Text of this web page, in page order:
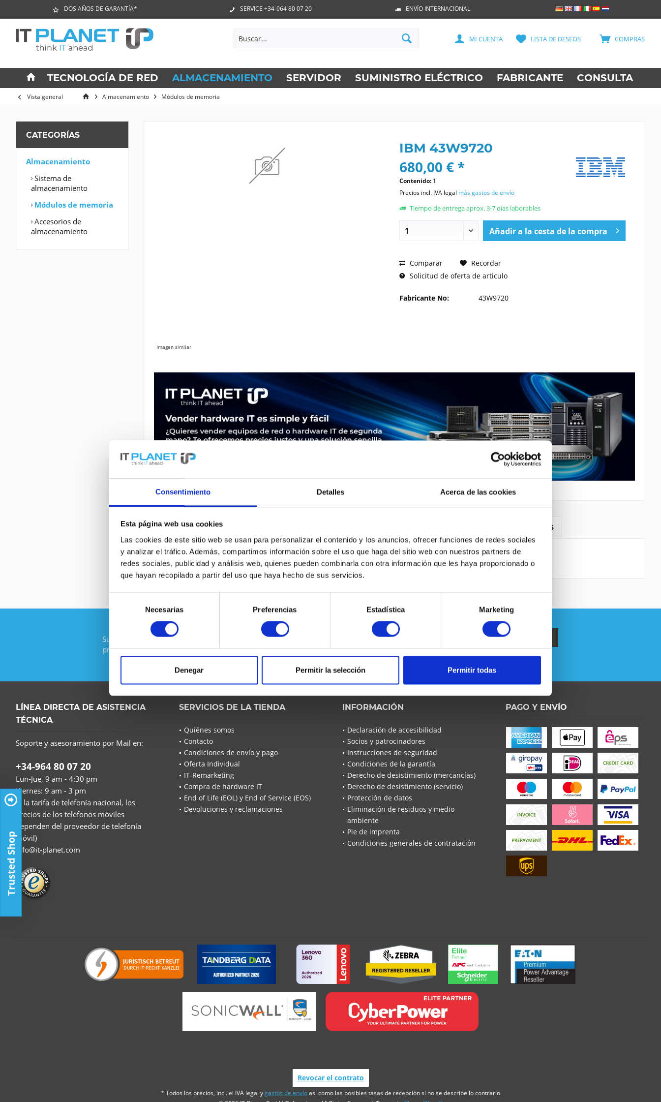
Consentimiento Detalles Acerca de las cookies
Esta página web usa cookies
Las cookies de este sitio web se usan para personalizar el contenido y los anuncios, ofrecer funciones de redes sociales
y analizar el tráfico. Además, compartimos información sobre el uso que haga del sitio web con nuestros partners de
redes sociales, publicidad y análisis web, quienes pueden combinarla con otra información que les haya proporcionado o
que hayan recopilado a partir del uso que haya hecho de sus servicios.
de
consentimiento
Necesarias Preferencias Estadística Marketing
Denegar Permitir la selección Permitir todas
DOS AÑOS DE GARANTÍA* SERVICE +34-964 80 07 20 ENVÍO INTERNACIONAL
COMPRAS
LISTA DE DESEOS
MI CUENTA
TECNOLOGÍA DE RED ALMACENAMIENTO SERVIDOR SUMINISTRO ELÉCTRICO FABRICANTE CONSULTA
Vista general Almacenamiento Módulos de memoria
CATEGORÍAS
Almacenamiento
Sistema de
almacenamiento
Módulos de memoria
Accesorios de
almacenamiento
Imagen similar
IBM 43W9720
680,00 € *
Contenido: 1
Precios incl. IVA legal más gastos de envío
Tiempo de entrega aprox. 3-7 días laborables
Añadir a la cesta de la compra
SOLICITE UN PRECIO
He leído laPolítica de Privacidad
acuerdo*
Los campos con * son obligatorios
Comparar
Recordar
Solicitud de oferta de articulo
Fabricante No: 43W9720
DESCRIPCIÓN ACERCA DEL FABRICANTE SEGURIDAD DE LOS PRODUCTOS
43W9720 | IBM - Festplatte - 750 GB - SATA 3Gb/s
Suscríbase al boletín gratuito y no se pierda ninguna noticia o
promoción de IT-Planet.
He leído lapolítica de privacidad.
LÍNEA DIRECTA DE ASISTENCIA
TÉCNICA
Soporte y asesoramiento por Mail en:
+34-964 80 07 20
Lun-Jue, 9 am - 4:30 pm
Viernes: 9 am - 3 pm
(a la tarifa de telefonía nacional, los
precios de los teléfonos móviles
dependen del proveedor de telefonía
móvil)
info@it-planet.com
SERVICIOS DE LA TIENDA
Quiénes somos
Contacto
Condiciones de envío y pago
Oferta Individual
IT-Remarketing
Compra de hardware IT
End of Life (EOL) y End of Service (EOS)
Devoluciones y reclamaciones
INFORMACIÓN
Declaración de accesibilidad
Socios y patrocinadores
Instrucciones de seguridad
Condiciones de la garantía
Derecho de desistimiento (mercancías)
Derecho de desistimiento (servicio)
Protección de datos
Eliminación de residuos y medio
ambiente
Pie de imprenta
Condiciones generales de contratación
PAGO Y ENVÍO
Revocar el contrato
* Todos los precios, incl. el IVA legal ygastos de envíoasí como las posibles tasas de recepción si no se describe lo contrario
Trusted Shop